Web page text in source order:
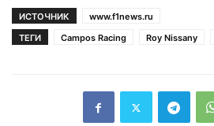
ИСТОЧНИК
www.f1news.ru
ТЕГИ
Campos Racing Roy Nissany